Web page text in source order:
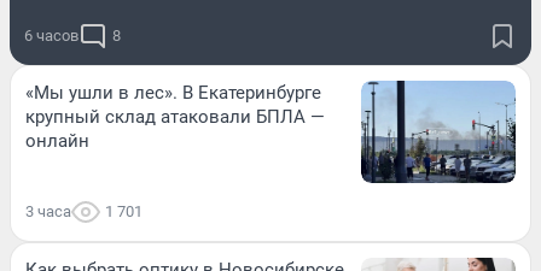
6 часов 8
«Мы ушли в лес». В Екатеринбурге
крупный склад атаковали БПЛА —
онлайн
3 часа 1 701